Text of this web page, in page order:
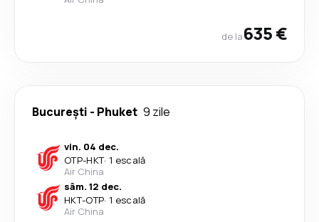
de la635 €
București - Phuket 9 zile
vin. 04 dec.
OTP-HKT· 1 escală
Air China
sâm. 12 dec.
HKT-OTP· 1 escală
Air China